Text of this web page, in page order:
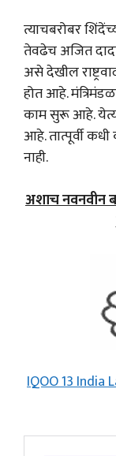
त्याचबरोबर
तेवढेच अजित
असे देखील
होत आहे.
काम सुरू आहे.
आहे. तात्पूर्वी
नाही.
अशाच नवनवीन
IQOO 13 India